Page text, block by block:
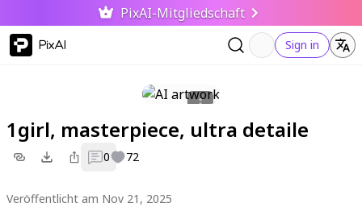
PixAI-Mitgliedschaft
PixAI Sign in
1girl, masterpiece, ultra detaile
0 72
Veröffentlicht am Nov 21, 2025